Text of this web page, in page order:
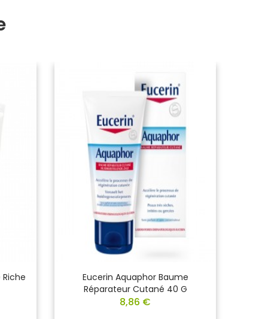
Riche
Eucerin Aquaphor Baume
Réparateur Cutané 40 G
8,86 €